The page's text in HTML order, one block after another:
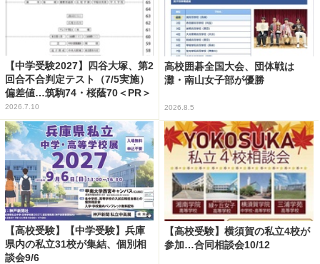
【中学受験2027】四谷大塚、第2
回合不合判定テスト（7/5実施）
偏差値…筑駒74・桜蔭70＜PR＞
2026.7.10
高校囲碁全国大会、団体戦は
灘・南山女子部が優勝
2026.8.5
【高校受験】【中学受験】兵庫
県内の私立31校が集結、個別相
談会9/6
【高校受験】横須賀の私立4校が
参加…合同相談会10/12